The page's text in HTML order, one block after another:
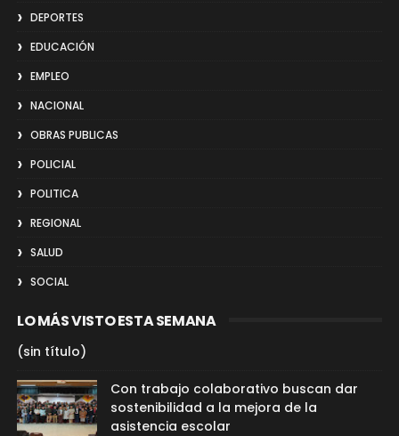
DEPORTES
EDUCACIÓN
EMPLEO
NACIONAL
OBRAS PUBLICAS
POLICIAL
POLITICA
REGIONAL
SALUD
SOCIAL
LO MÁS VISTO ESTA SEMANA
(sin título)
Con trabajo colaborativo buscan dar
sostenibilidad a la mejora de la
asistencia escolar